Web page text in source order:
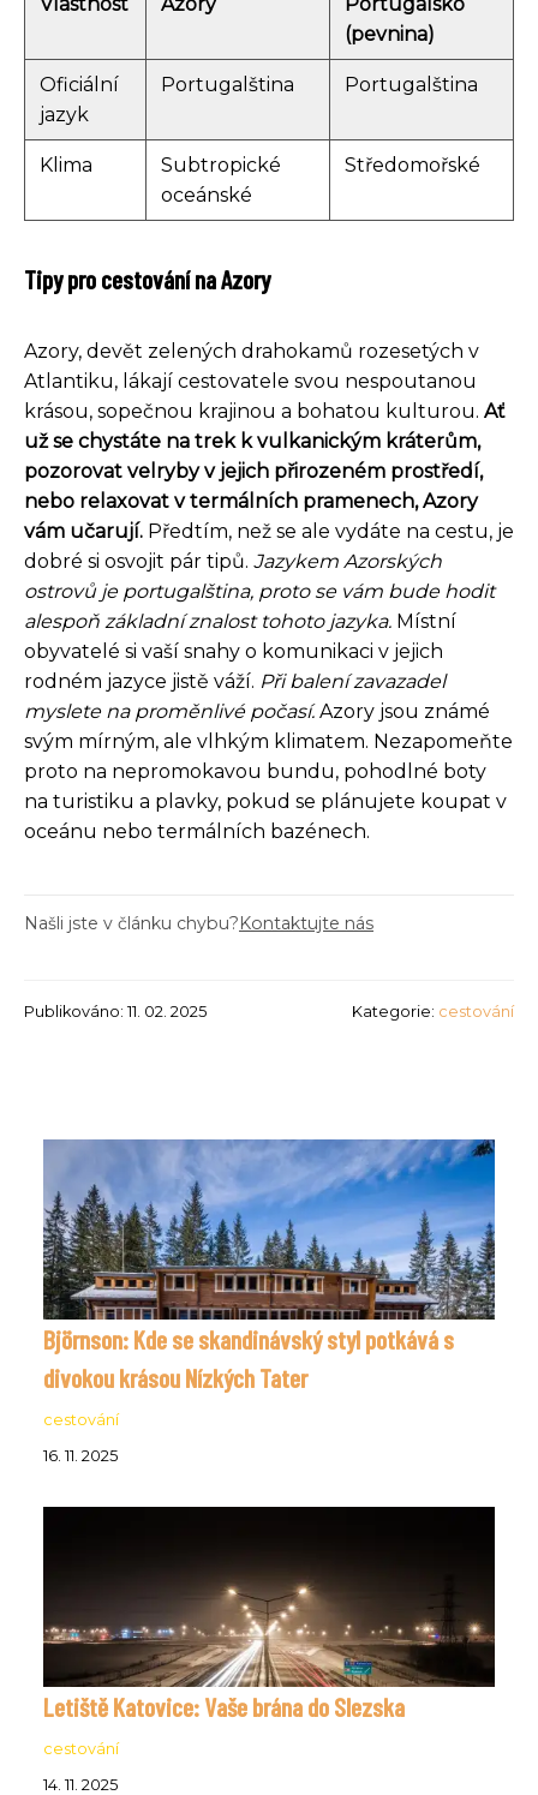
(pevnina)
Oficiální
jazyk
Portugalština Portugalština
Klima
Subtropické
oceánské
Středomořské
Tipy pro cestování na Azory
Azory, devět zelených drahokamů rozesetých v
Atlantiku, lákají cestovatele svou nespoutanou
krásou, sopečnou krajinou a bohatou kulturou. Ať
už se chystáte na trek k vulkanickým kráterům,
pozorovat velryby v jejich přirozeném prostředí,
nebo relaxovat v termálních pramenech, Azory
vám učarují. Předtím, než se ale vydáte na cestu, je
dobré si osvojit pár tipů. Jazykem Azorských
ostrovů je portugalština, proto se vám bude hodit
alespoň základní znalost tohoto jazyka. Místní
obyvatelé si vaší snahy o komunikaci v jejich
rodném jazyce jistě váží. Při balení zavazadel
myslete na proměnlivé počasí.Azory jsou známé
svým mírným, ale vlhkým klimatem. Nezapomeňte
proto na nepromokavou bundu, pohodlné boty
na turistiku a plavky, pokud se plánujete koupat v
oceánu nebo termálních bazénech.
Našli jste v článku chybu?Kontaktujte nás
Publikováno: 11. 02. 2025 Kategorie: cestování
Björnson: Kde se skandinávský styl potkává s
divokou krásou Nízkých Tater
cestování
16. 11. 2025
Letiště Katovice: Vaše brána do Slezska
cestování
14. 11. 2025